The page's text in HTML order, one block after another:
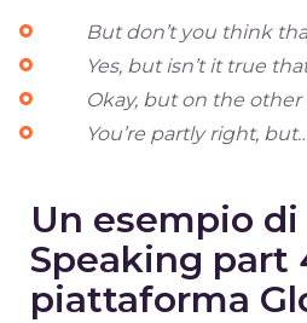
But don’t you think
Yes, but isn’t it true
Okay, but on the other
You’re partly right,
Un esempio di
Speaking part
piattaforma